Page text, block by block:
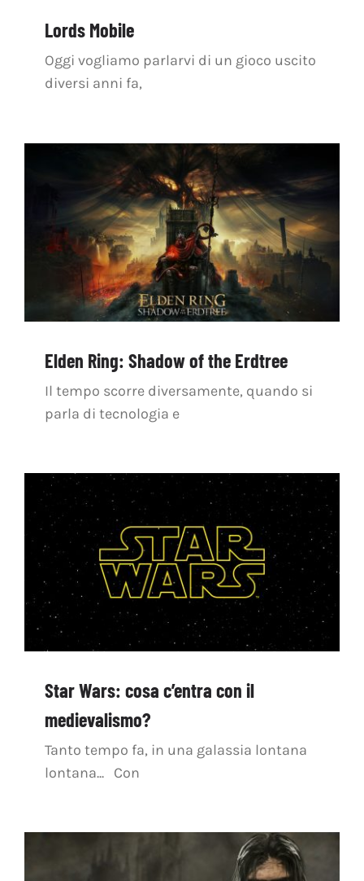
Lords Mobile
Oggi vogliamo parlarvi di un gioco uscito
diversi anni fa,
Elden Ring: Shadow of the Erdtree
Il tempo scorre diversamente, quando si
parla di tecnologia e
Star Wars: cosa c’entra con il
medievalismo?
Tanto tempo fa, in una galassia lontana
lontana... Con